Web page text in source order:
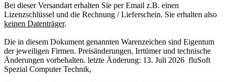
Bei dieser Versandart erhalten Sie per Email z.B. einen
Lizenzschlüssel und die Rechnung / Lieferschein. Sie erhalten also
keinen Datenträger.
Die in diesem Dokument genannten Warenzeichen sind Eigentum
der jeweiligen Firmen. Preisänderungen, Irrtümer und technische
Änderungen vorbehalten. letzte Änderung: 13. Juli 2026 fluSoft
Spezial Computer Technik,